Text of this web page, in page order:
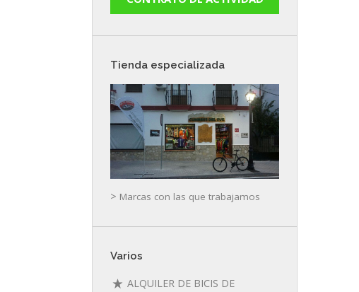
Tienda especializada
> Marcas con las que trabajamos
Varios
ALQUILER DE BICIS DE